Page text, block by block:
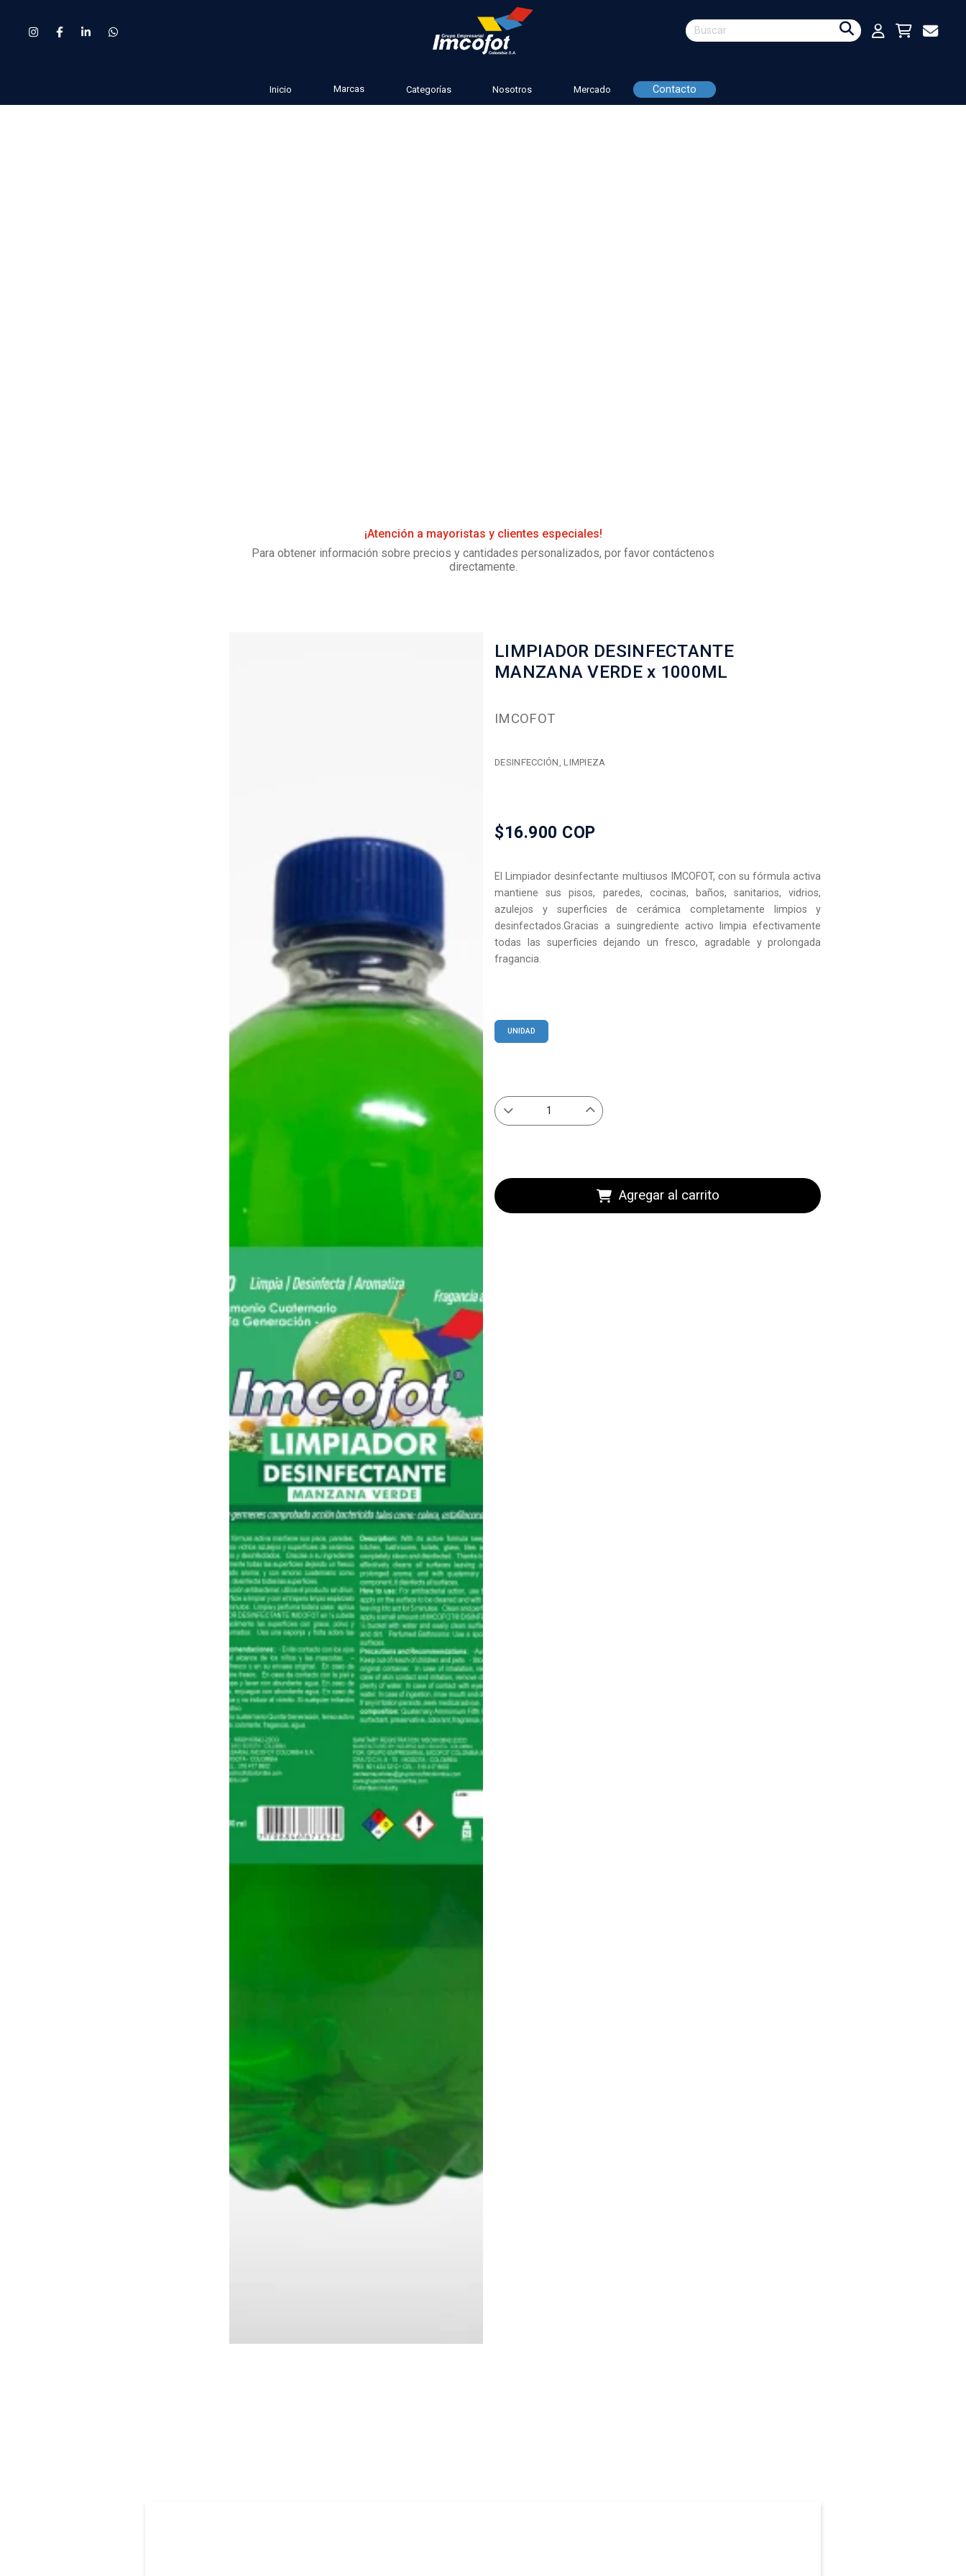
Inicio Marcas Categorías Nosotros Mercado Contacto
¡Atención a mayoristas y clientes especiales!
Para obtener información sobre precios y cantidades personalizados, por favor contáctenos
directamente.
LIMPIADOR DESINFECTANTE
MANZANA VERDE x 1000ML
IMCOFOT
DESINFECCIÓN, LIMPIEZA
$16.900 COP
El Limpiador desinfectante multiusos IMCOFOT, con su fórmula activa
mantiene sus pisos, paredes, cocinas, baños, sanitarios, vidrios,
azulejos y superficies de cerámica completamente limpios y
desinfectados.Gracias a suingrediente activo limpia efectivamente
todas las superficies dejando un fresco, agradable y prolongada
fragancia.
UNIDAD
Agregar al carrito